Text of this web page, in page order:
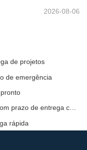
2026-08-06
de projetos
de emergência
Fornecedor de revestimento de HDPE com prazo de entrega curto
rápida